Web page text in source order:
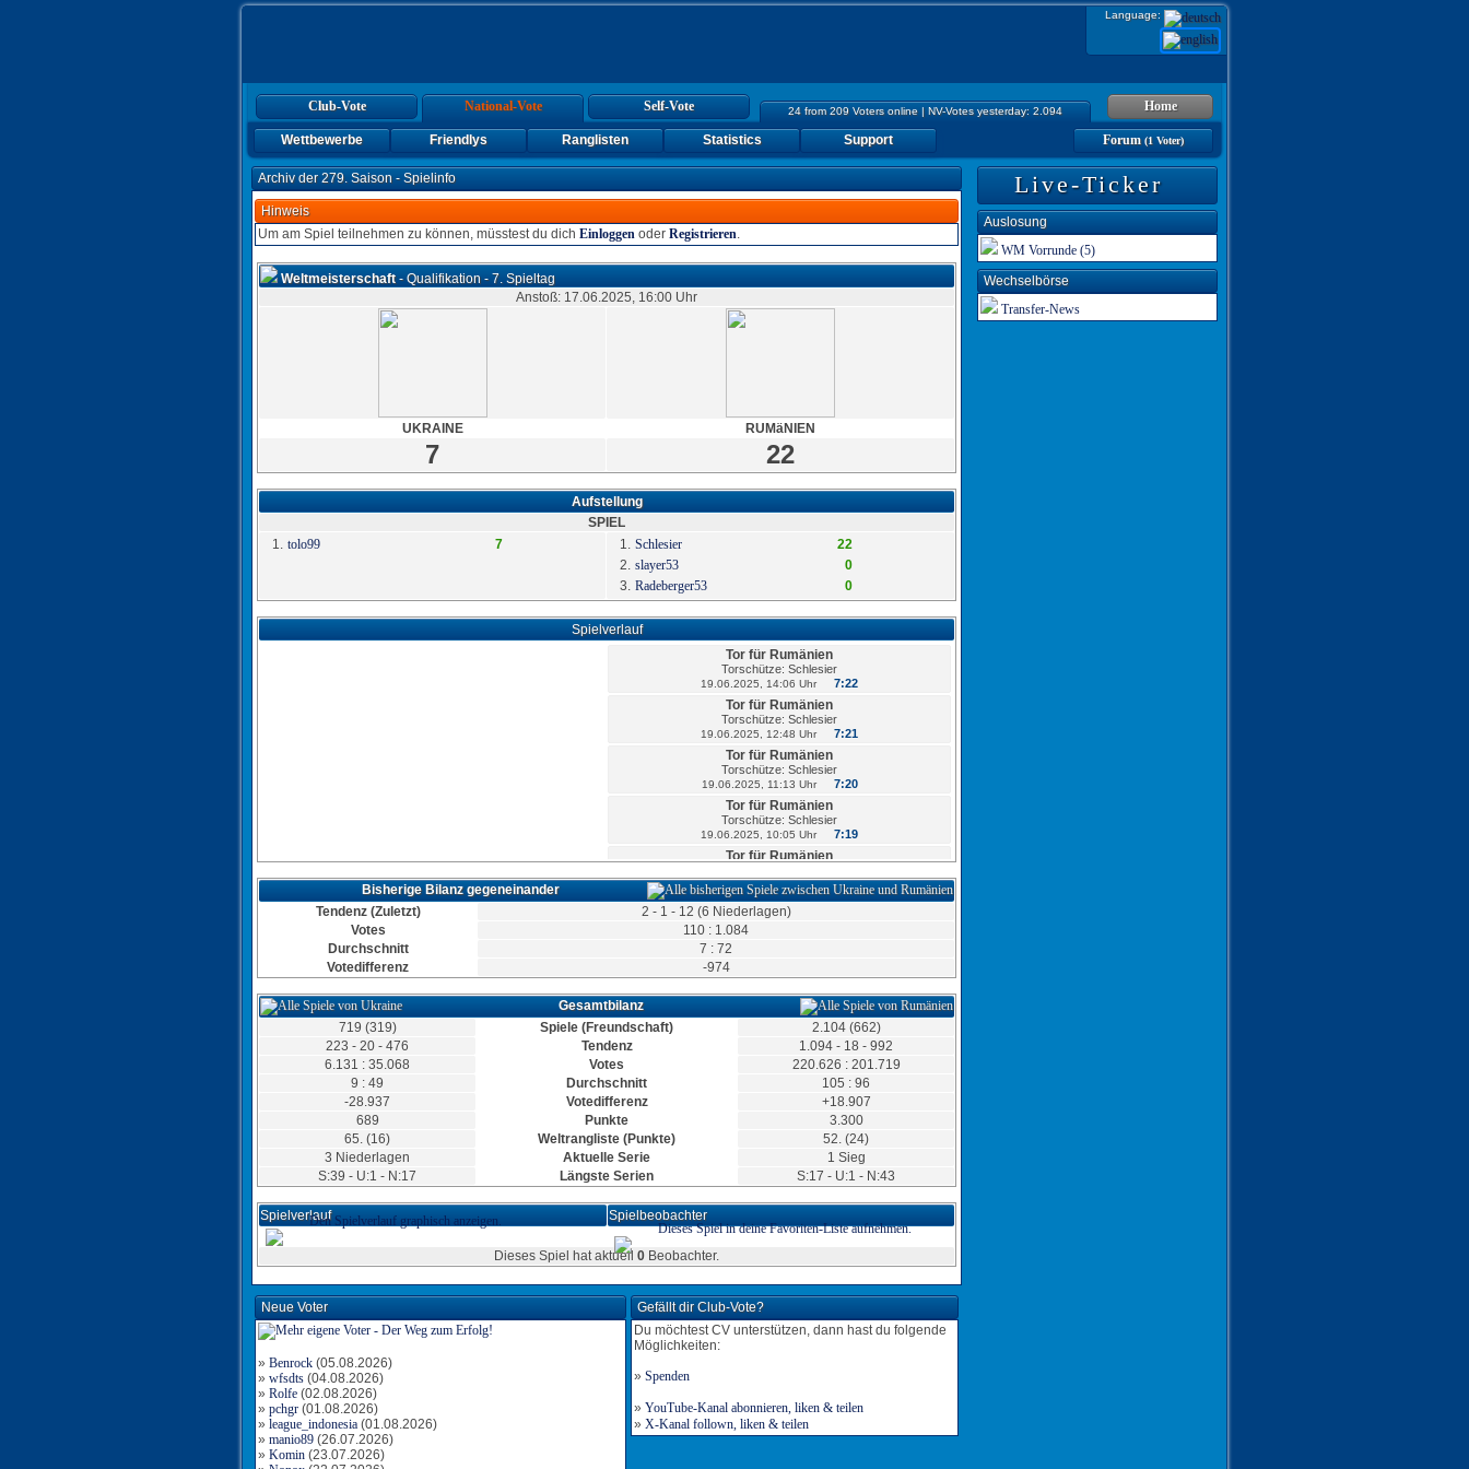
Language:
24 from 209 Voters online | NV-Votes yesterday: 2.094
Club-Vote National-Vote Self-Vote Home
Forum(1 Voter)
Wettbewerbe Friendlys Ranglisten Statistics Support
Archiv der 279. Saison - Spielinfo
Hinweis
Um am Spiel teilnehmen zu können, müsstest du dich Einloggen oder Registrieren.
Weltmeisterschaft- Qualifikation - 7. Spieltag
Anstoß: 17.06.2025, 16:00 Uhr
UKRAINE RUMäNIEN
7 22
Aufstellung
SPIEL
1. tolo99 7 1. Schlesier
22
2. slayer53
0
3. Radeberger53 0
Spielverlauf
Tor für Rumänien
Torschütze: Schlesier
19.06.2025, 14:06 Uhr 7:22
Tor für Rumänien
Torschütze: Schlesier
19.06.2025, 12:48 Uhr 7:21
Tor für Rumänien
Torschütze: Schlesier
19.06.2025, 11:13 Uhr 7:20
Tor für Rumänien
Torschütze: Schlesier
19.06.2025, 10:05 Uhr 7:19
Tor für Rumänien
19.06.2025, 08:58 Uhr 7:18
Tor für Ukraine
Torschütze: tolo99
19.06.2025, 08:42 Uhr
Tor für Rumänien
Torschütze: Schlesier
Tor für Rumänien
Torschütze: Schlesier
19.06.2025, 06:17 Uhr 6:16
Tor für Rumänien
Torschütze: Schlesier
6:15
Tor für Rumänien
Torschütze: Schlesier
6:14
Tor für Rumänien
Torschütze: Schlesier
18.06.2025, 18:55 Uhr 6:13
Tor für Rumänien
Torschütze: Schlesier
18.06.2025, 15:59 Uhr 6:12
18.06.2025, 15:08 Uhr 6:11
Tor für Rumänien
Torschütze: Schlesier
18.06.2025, 14:34 Uhr 5:11
Tor für Ukraine
Torschütze: tolo99
18.06.2025, 13:27 Uhr
Tor für Rumänien
Torschütze: Schlesier
18.06.2025, 13:19 Uhr 4:10
Bisherige Bilanz gegeneinander
Tendenz (Zuletzt)
2 - 1 - 12 (6 Niederlagen)
Votes
110 : 1.084
Durchschnitt
7 : 72
Votedifferenz
-974
Gesamtbilanz
719 (319)
Spiele (Freundschaft)
2.104 (662)
223 - 20 - 476
Tendenz
1.094 - 18 - 992
6.131 : 35.068
Votes
220.626 : 201.719
9 : 49
Durchschnitt
105 : 96
-28.937
Votedifferenz
+18.907
689
Punkte
3.300
65. (16)
Weltrangliste (Punkte)
52. (24)
3 Niederlagen
Aktuelle Serie
1 Sieg
S:39 - U:1 - N:17
Längste Serien S:17 - U:1 - N:43
Spielverlauf Spielbeobachter
Den Spielverlauf graphisch anzeigen.
Dieses Spiel in deine Favoriten-Liste aufnehmen.
Dieses Spiel hat aktuell 0 Beobachter.
Neue Voter
» Benrock (05.08.2026)
» wfsdts (04.08.2026)
» Rolfe (02.08.2026)
» pchgr (01.08.2026)
» league_indonesia (01.08.2026)
» manio89 (26.07.2026)
» Komin (23.07.2026)
Gefällt dir Club-Vote?
Du möchtest CV unterstützen, dann hast du folgende
Möglichkeiten:
» Spenden
» YouTube-Kanal abonnieren, liken & teilen
» X-Kanal follown, liken & teilen
Live-Ticker
Auslosung
WM Vorrunde (5)
Wechselbörse
Transfer-News